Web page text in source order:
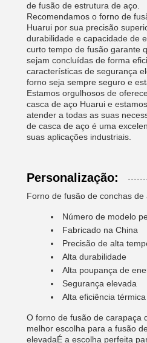
de fusão de estrutura de aço.
Recomendamos o forno de
Huarui por sua precisão
durabilidade e capacidade de
curto tempo de fusão garante
sejam concluídas de forma
características de segurança
forno seja sempre seguro e
Estamos orgulhosos de
casca de aço Huarui e
atender a todas as suas
de casca de aço é uma
suas aplicações industriais.
Personalização:
Forno de fusão de conchas
Número de modelo
Fabricado na China
Precisão de alta
Alta durabilidade
Alta poupança de
Segurança elevada
Alta eficiência térmica
O forno de fusão de carapaça
melhor escolha para a fusão
elevadaÉ a escolha perfeita